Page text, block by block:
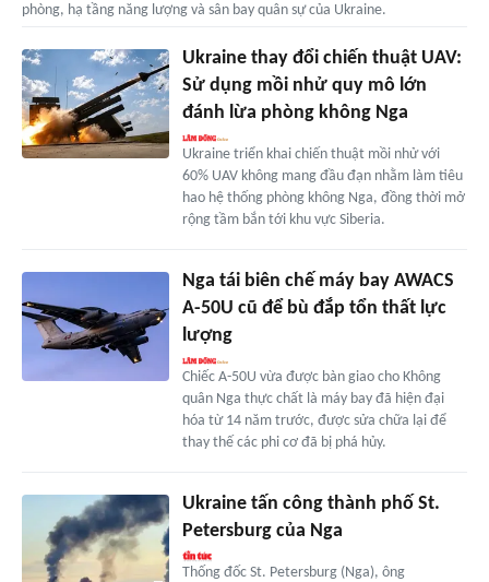
phòng, hạ tầng năng lượng và sân bay quân sự của Ukraine.
Ukraine thay đổi chiến thuật UAV:
Sử dụng mồi nhử quy mô lớn
đánh lừa phòng không Nga
Ukraine triển khai chiến thuật mồi nhử với
60% UAV không mang đầu đạn nhằm làm tiêu
hao hệ thống phòng không Nga, đồng thời mở
rộng tầm bắn tới khu vực Siberia.
Nga tái biên chế máy bay AWACS
A-50U cũ để bù đắp tổn thất lực
lượng
Chiếc A-50U vừa được bàn giao cho Không
quân Nga thực chất là máy bay đã hiện đại
hóa từ 14 năm trước, được sửa chữa lại để
thay thế các phi cơ đã bị phá hủy.
Ukraine tấn công thành phố St.
Petersburg của Nga
Thống đốc St. Petersburg (Nga), ông